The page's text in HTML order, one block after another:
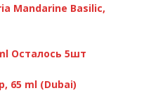
Mandarine Basilic,
Осталось 5шт
65 ml (Dubai)